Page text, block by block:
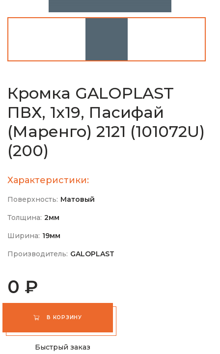
Кромка GALOPLAST
ПВХ, 1х19, Пасифай
(Маренго) 2121 (101072U)
(200)
Характеристики:
Поверхность: Матовый
Толщина: 2мм
Ширина: 19мм
Производитель: GALOPLAST
0 ₽
В КОРЗИНУ
Быстрый заказ